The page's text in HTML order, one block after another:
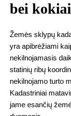
bei
Žemės sklypų
yra apibrėžiami
nekilnojamasis
statinių ribų
nekilnojamo turto
Kadastriniai
jame esančių